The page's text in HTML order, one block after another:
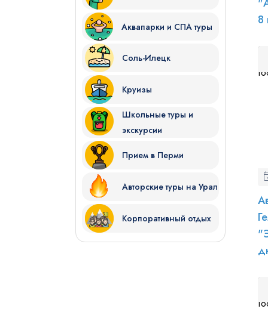
Аквапарки и СПА туры
Соль-Илецк
Круизы
Школьные туры и
экскурсии
Прием в Перми
Авторские туры на Урал
Корпоративный отдых
8